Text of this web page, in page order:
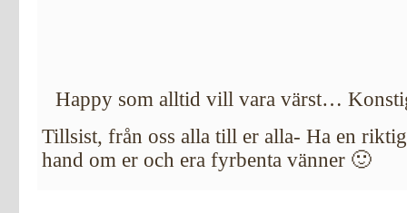
Happy som alltid vill vara värst…
Tillsist, från oss alla till er alla- Ha en
hand om er och era fyrbenta vänner 🙂